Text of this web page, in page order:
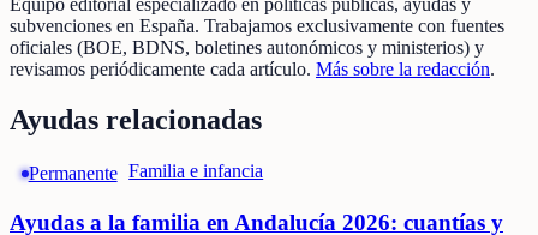
Equipo editorial especializado en políticas públicas, ayudas y
subvenciones en España. Trabajamos exclusivamente con fuentes
oficiales (BOE, BDNS, boletines autonómicos y ministerios) y
revisamos periódicamente cada artículo. Más sobre la redacción.
Ayudas relacionadas
Permanente Familia e infancia
Ayudas a la familia en Andalucía 2026: cuantías y